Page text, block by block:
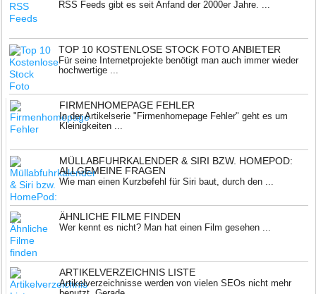
RSS Feeds gibt es seit Anfand der 2000er Jahre. ...
TOP 10 KOSTENLOSE STOCK FOTO ANBIETER
Für seine Internetprojekte benötigt man auch immer wieder
hochwertige ...
FIRMENHOMEPAGE FEHLER
In der Artikelserie "Firmenhomepage Fehler" geht es um
Kleinigkeiten ...
MÜLLABFUHRKALENDER & SIRI BZW. HOMEPOD:
ALLGEMEINE FRAGEN
Wie man einen Kurzbefehl für Siri baut, durch den ...
ÄHNLICHE FILME FINDEN
Wer kennt es nicht? Man hat einen Film gesehen ...
ARTIKELVERZEICHNIS LISTE
Artikelverzeichnisse werden von vielen SEOs nicht mehr